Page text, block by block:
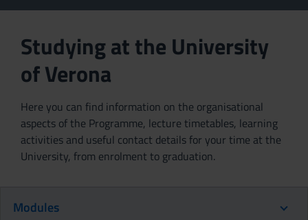
Studying at the University
of Verona
Here you can find information on the organisational
aspects of the Programme, lecture timetables, learning
activities and useful contact details for your time at the
University, from enrolment to graduation.
Modules